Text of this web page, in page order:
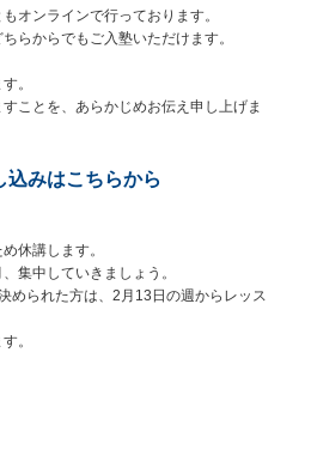
オンラインで行っております。
らからでもご入塾いただけます。
。
ことを、あらかじめお伝え申し上げま
込みはこちらから
休講します。
集中していきましょう。
められた方は、2月13日の週からレッス
。